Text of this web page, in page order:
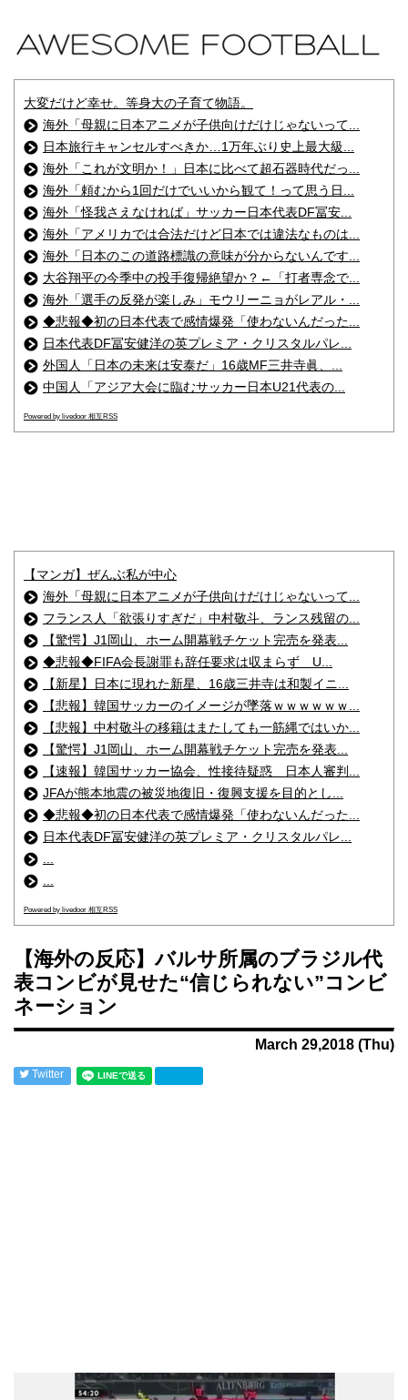
大変だけど幸せ。等身大の子育て物語。
海外「母親に日本アニメが子供向けだけじゃないって...
日本旅行キャンセルすべきか…1万年ぶり史上最大級...
海外「これが文明か！」日本に比べて超石器時代だっ...
海外「頼むから1回だけでいいから観て！って思う日...
海外「怪我さえなければ」サッカー日本代表DF冨安...
海外「アメリカでは合法だけど日本では違法なものは...
海外「日本のこの道路標識の意味が分からないんです...
大谷翔平の今季中の投手復帰絶望か？←「打者専念で...
海外「選手の反発が楽しみ」モウリーニョがレアル・...
◆悲報◆初の日本代表で感情爆発「使わないんだった...
日本代表DF冨安健洋の英プレミア・クリスタルパレ...
外国人「日本の未来は安泰だ」16歳MF三井寺眞、...
中国人「アジア大会に臨むサッカー日本U21代表の...
Powered by livedoor 相互RSS
【マンガ】ぜんぶ私が中心
海外「母親に日本アニメが子供向けだけじゃないって...
フランス人「欲張りすぎだ」中村敬斗、ランス残留の...
【驚愕】J1岡山、ホーム開幕戦チケット完売を発表...
◆悲報◆FIFA会長謝罪も辞任要求は収まらず U...
【新星】日本に現れた新星、16歳三井寺は和製イニ...
【悲報】韓国サッカーのイメージが墜落ｗｗｗｗｗｗ...
【悲報】中村敬斗の移籍はまたしても一筋縄ではいか...
【驚愕】J1岡山、ホーム開幕戦チケット完売を発表...
【速報】韓国サッカー協会、性接待疑惑 日本人審判...
JFAが熊本地震の被災地復旧・復興支援を目的とし...
◆悲報◆初の日本代表で感情爆発「使わないんだった...
日本代表DF冨安健洋の英プレミア・クリスタルパレ...
Powered by livedoor 相互RSS
【海外の反応】バルサ所属のブラジル代
表コンビが見せた“信じられない”コンビ
ネーション
March 29,2018 (Thu)
Twitter